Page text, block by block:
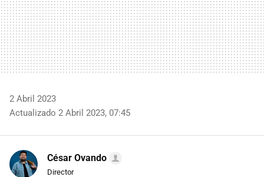
2 Abril 2023
Actualizado 2 Abril 2023, 07:45
César Ovando
Director